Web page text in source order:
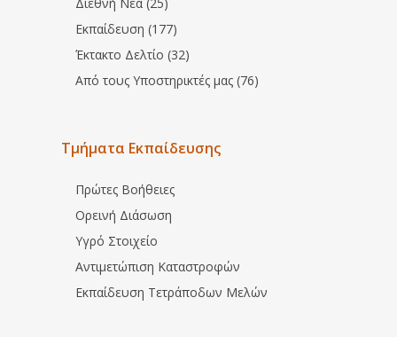
Εκπαίδευση (177)
Έκτακτο Δελτίο (32)
Από τους Υποστηρικτές μας (76)
Τμήματα Εκπαίδευσης
Πρώτες Βοήθειες
Ορεινή Διάσωση
Υγρό Στοιχείο
Αντιμετώπιση Καταστροφών
Εκπαίδευση Τετράποδων Μελών